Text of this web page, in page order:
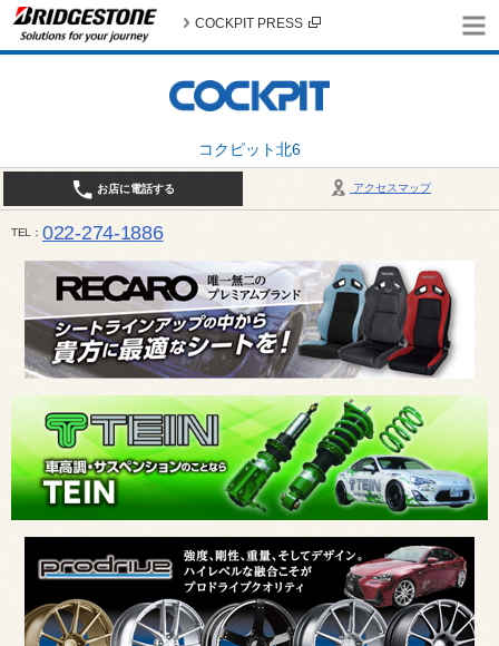
コクピット北6
COCKPIT PRESS
アクセスマップ
お店に電話する
TEL 022-274-1886